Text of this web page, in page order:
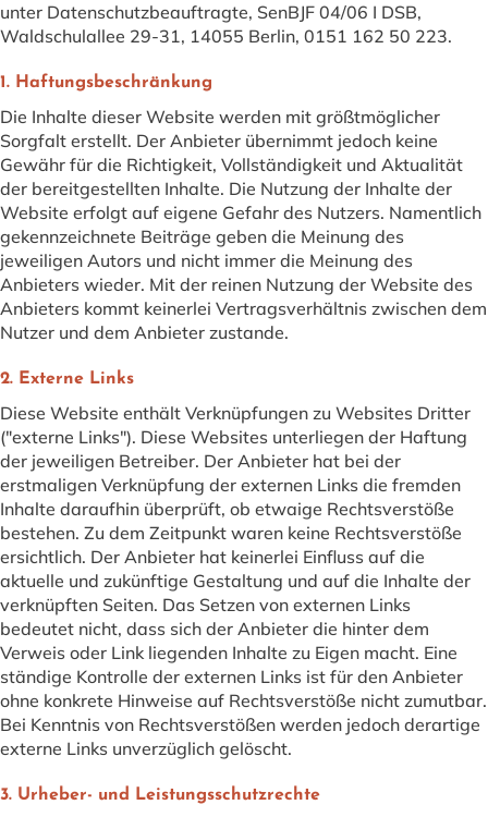
unter Datenschutzbeauftragte, SenBJF 04/06 I DSB,
Waldschulallee 29-31, 14055 Berlin, 0151 162 50 223.
1. Haftungsbeschränkung
Die Inhalte dieser Website werden mit größtmöglicher
Sorgfalt erstellt. Der Anbieter übernimmt jedoch keine
Gewähr für die Richtigkeit, Vollständigkeit und Aktualität
der bereitgestellten Inhalte. Die Nutzung der Inhalte der
Website erfolgt auf eigene Gefahr des Nutzers. Namentlich
gekennzeichnete Beiträge geben die Meinung des
jeweiligen Autors und nicht immer die Meinung des
Anbieters wieder. Mit der reinen Nutzung der Website des
Anbieters kommt keinerlei Vertragsverhältnis zwischen dem
Nutzer und dem Anbieter zustande.
2. Externe Links
Diese Website enthält Verknüpfungen zu Websites Dritter
("externe Links"). Diese Websites unterliegen der Haftung
der jeweiligen Betreiber. Der Anbieter hat bei der
erstmaligen Verknüpfung der externen Links die fremden
Inhalte daraufhin überprüft, ob etwaige Rechtsverstöße
bestehen. Zu dem Zeitpunkt waren keine Rechtsverstöße
ersichtlich. Der Anbieter hat keinerlei Einfluss auf die
aktuelle und zukünftige Gestaltung und auf die Inhalte der
verknüpften Seiten. Das Setzen von externen Links
bedeutet nicht, dass sich der Anbieter die hinter dem
Verweis oder Link liegenden Inhalte zu Eigen macht. Eine
ständige Kontrolle der externen Links ist für den Anbieter
ohne konkrete Hinweise auf Rechtsverstöße nicht zumutbar.
Bei Kenntnis von Rechtsverstößen werden jedoch derartige
externe Links unverzüglich gelöscht.
3. Urheber- und Leistungsschutzrechte